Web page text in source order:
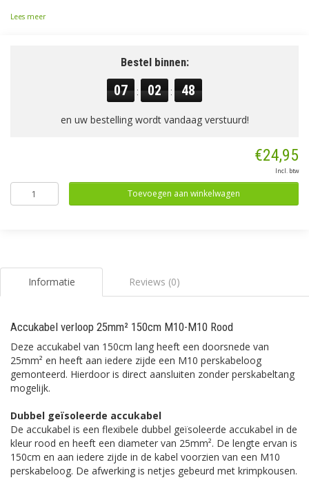
Lees meer
Bestel binnen:
07 : 02 : 47
en uw bestelling wordt vandaag verstuurd!
€24,95
Incl. btw
Toevoegen aan winkelwagen
Informatie Reviews (0)
Accukabel verloop 25mm² 150cm M10-M10 Rood
Deze accukabel van 150cm lang heeft een doorsnede van
25mm² en heeft aan iedere zijde een M10 perskabeloog
gemonteerd. Hierdoor is direct aansluiten zonder perskabeltang
mogelijk.
Dubbel geïsoleerde accukabel
De accukabel is een flexibele dubbel geïsoleerde accukabel in de
kleur rood en heeft een diameter van 25mm². De lengte ervan is
150cm en aan iedere zijde in de kabel voorzien van een M10
perskabeloog. De afwerking is netjes gebeurd met krimpkousen.